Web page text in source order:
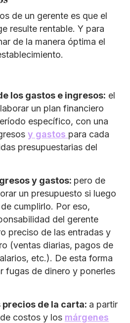
de un gerente es que el
resulte rentable. Y para
de la manera óptima el
los gastos e ingresos: el
un plan financiero
específico, con una
y gastos para cada
presupuestarias del
y gastos: pero de
un presupuesto si luego
cumplirlo. Por eso,
del gerente
preciso de las entradas y
(ventas diarias, pagos de
etc.). De esta forma
fugas de dinero y ponerles
precios de la carta: a partir
costos y los márgenes